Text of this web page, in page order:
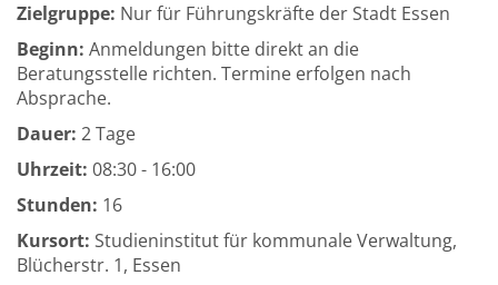
Zielgruppe: Nur für Führungskräfte der Stadt Essen
Beginn: Anmeldungen bitte direkt an die
Beratungsstelle richten. Termine erfolgen nach
Absprache.
Dauer: 2 Tage
Uhrzeit: 08:30 - 16:00
Stunden: 16
Kursort: Studieninstitut für kommunale Verwaltung,
Blücherstr. 1, Essen